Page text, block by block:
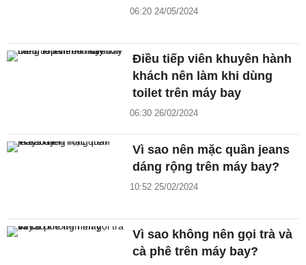
06:20 24/05/2024
Điều tiếp viên khuyên hành
khách nên làm khi dùng
toilet trên máy bay
06:30 26/02/2024
Vì sao nên mặc quần jeans
dáng rộng trên máy bay?
10:52 25/02/2024
Vì sao không nên gọi trà và
cà phê trên máy bay?